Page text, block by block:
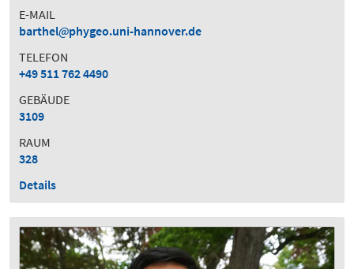
E-MAIL
barthel
phygeo.uni-hannover.de
TELEFON
+49 511 762 4490
GEBÄUDE
3109
RAUM
328
Details